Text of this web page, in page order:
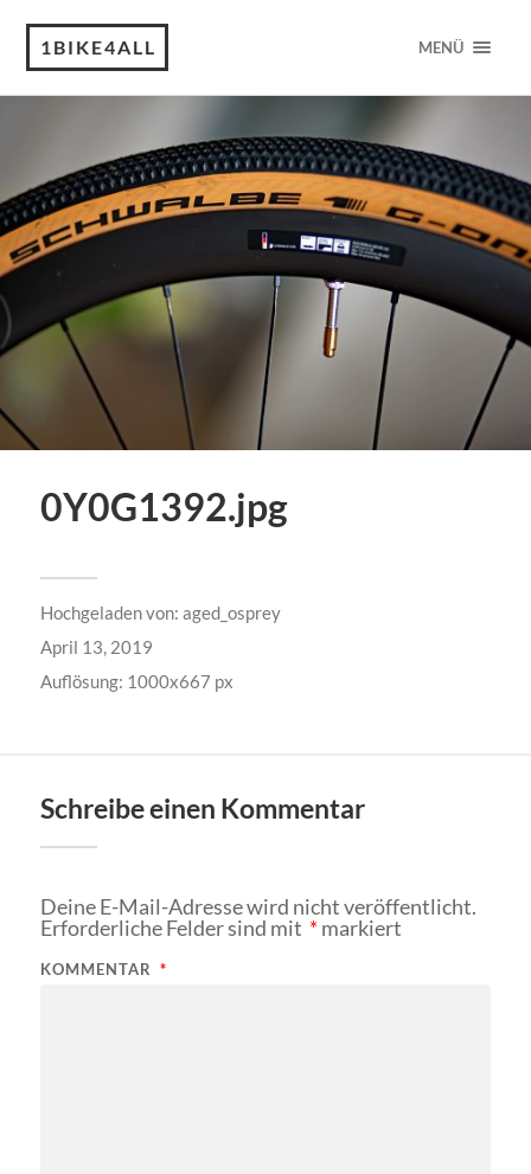
1BIKE4ALL MENÜ
0Y0G1392.jpg
Hochgeladen von: aged_osprey
April 13, 2019
Auflösung: 1000x667 px
Schreibe einen Kommentar
Deine E-Mail-Adresse wird nicht veröffentlicht.
Erforderliche Felder sind mit *markiert
KOMMENTAR *